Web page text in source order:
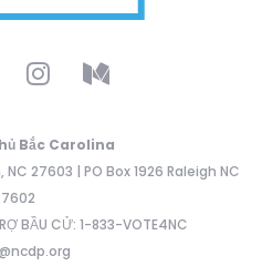
Bắc Carolina
27603 | PO Box 1926 Raleigh NC
BẦU CỬ: 1-833-VOTE4NC